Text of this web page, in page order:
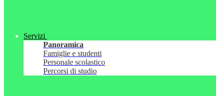
Servizi
Panoramica
Famiglie e studenti
Personale scolastico
Percorsi di studio